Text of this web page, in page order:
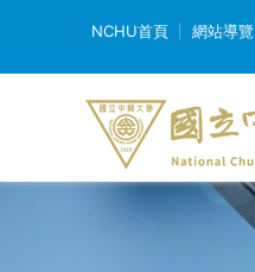
NCHU首頁 網站導覽